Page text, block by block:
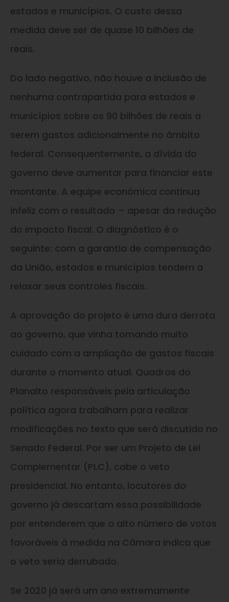
estados e municípios. O custo dessa
medida deve ser de quase 10 bilhões de
reais.
Do lado negativo, não houve a inclusão de
nenhuma contrapartida para estados e
municípios sobre os 90 bilhões de reais a
serem gastos adicionalmente no âmbito
federal. Consequentemente, a dívida do
governo deve aumentar para financiar este
montante. A equipe econômica continua
infeliz com o resultado – apesar da redução
do impacto fiscal. O diagnóstico é o
seguinte: com a garantia de compensação
da União, estados e municípios tendem a
relaxar seus controles fiscais.
A aprovação do projeto é uma dura derrota
ao governo, que vinha tomando muito
cuidado com a ampliação de gastos fiscais
durante o momento atual. Quadros do
Planalto responsáveis pela articulação
política agora trabalham para realizar
modificações no texto que será discutido no
Senado Federal. Por ser um Projeto de Lei
Complementar (PLC), cabe o veto
presidencial. No entanto, locutores do
governo já descartam essa possibilidade
por entenderem que o alto número de votos
favoráveis à medida na Câmara indica que
o veto seria derrubado.
Se 2020 já será um ano extremamente